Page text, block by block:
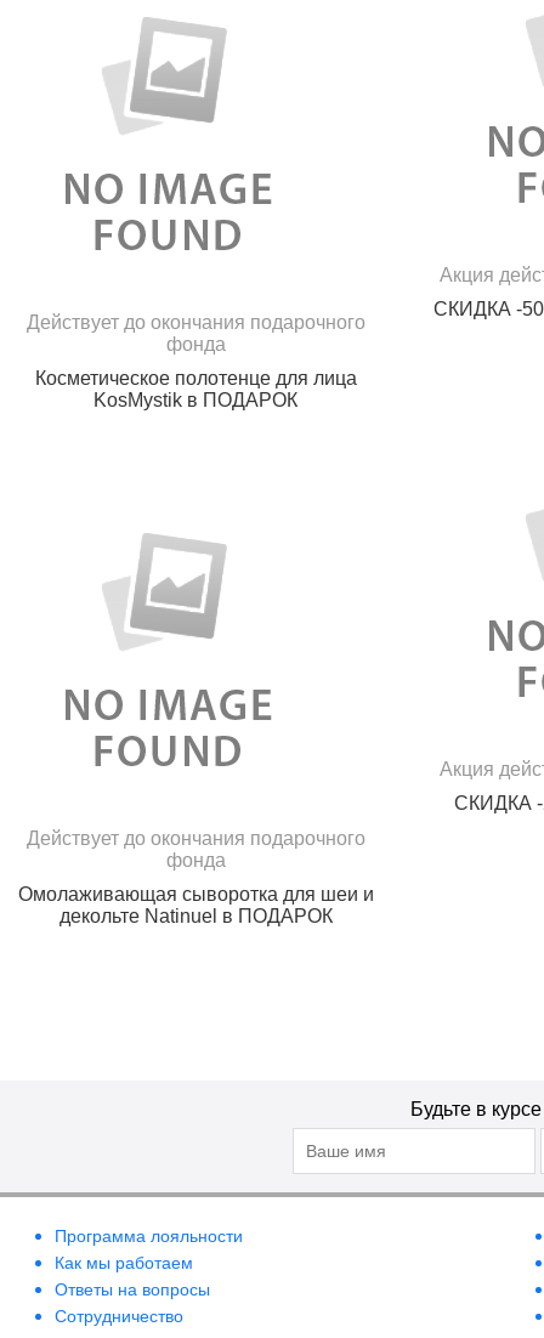
Действует до окончания подарочного
фонда
Косметическое полотенце для лица
KosMystik в ПОДАРОК
Действует до окончания подарочного
фонда
Омолаживающая сыворотка для шеи и
декольте Natinuel в ПОДАРОК
Акция
СКИДКА -
Акция
СКИДКА -
Будьте в
Программа лояльности
Как мы работаем
Ответы на вопросы
Сотрудничество